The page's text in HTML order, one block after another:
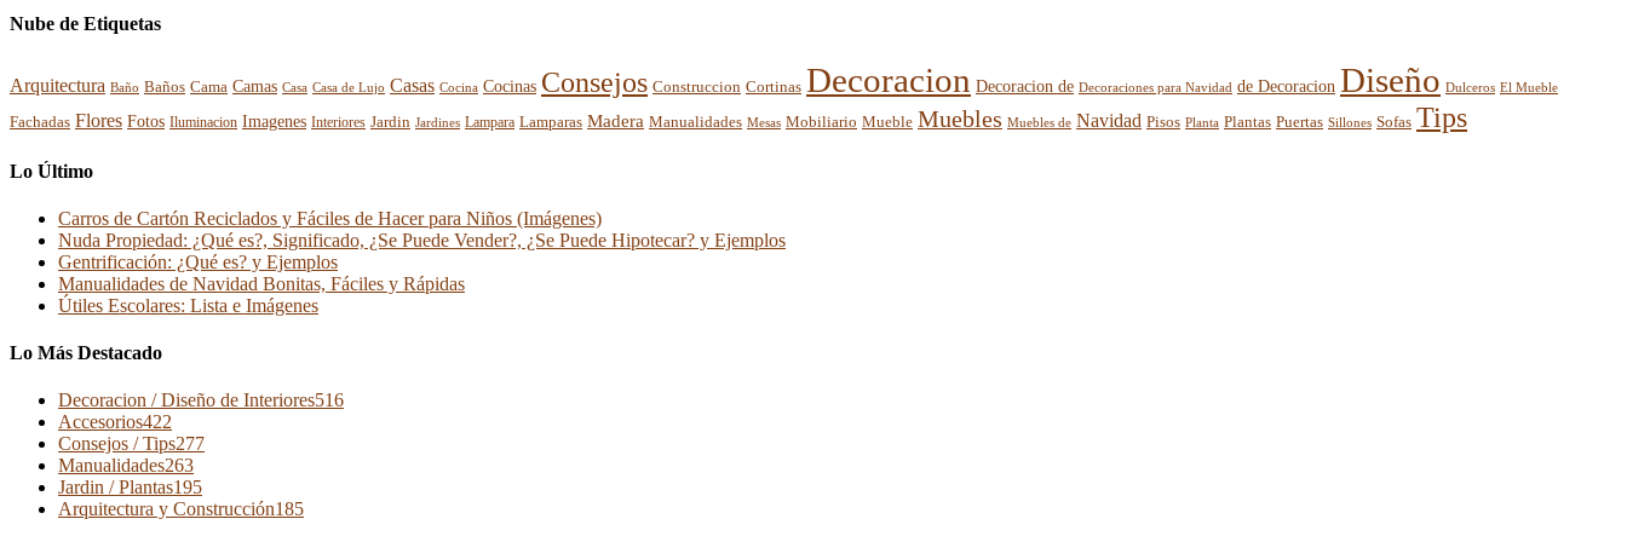
Nube de Etiquetas
Arquitectura Baño Baños Cama Camas Casa Casa de Lujo Casas Cocina Cocinas Consejos Construccion Cortinas Decoracion Decoracion de Decoraciones para Navidad de Decoracion Diseño Dulceros El Mueble
Fachadas Flores Fotos Iluminacion Imagenes Interiores Jardin Jardines Lampara Lamparas Madera Manualidades Mesas Mobiliario Mueble Muebles Muebles de Navidad Pisos Planta Plantas Puertas Sillones Sofas Tips
Lo Último
Carros de Cartón Reciclados y Fáciles de Hacer para Niños (Imágenes)
Nuda Propiedad: ¿Qué es?, Significado, ¿Se Puede Vender?, ¿Se Puede Hipotecar? y Ejemplos
Gentrificación: ¿Qué es? y Ejemplos
Manualidades de Navidad Bonitas, Fáciles y Rápidas
Útiles Escolares: Lista e Imágenes
Lo Más Destacado
Decoracion / Diseño de Interiores516
Accesorios422
Consejos / Tips277
Manualidades263
Jardin / Plantas195
Arquitectura y Construcción185